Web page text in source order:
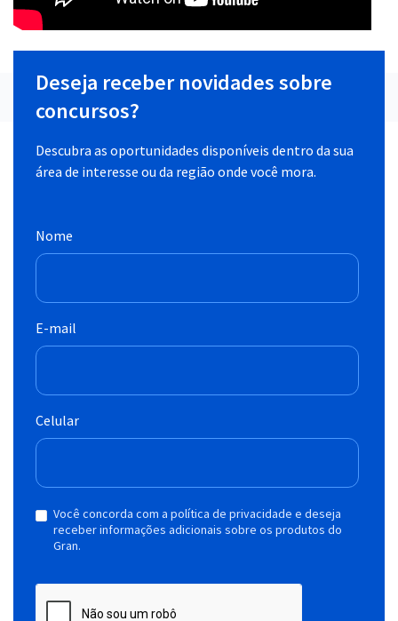
Deseja receber novidades sobre
concursos?
Descubra as oportunidades disponíveis dentro da sua
área de interesse ou da região onde você mora.
Nome
E-mail
Celular
Você concorda com a política de privacidade e deseja
receber informações adicionais sobre os produtos do
Gran.